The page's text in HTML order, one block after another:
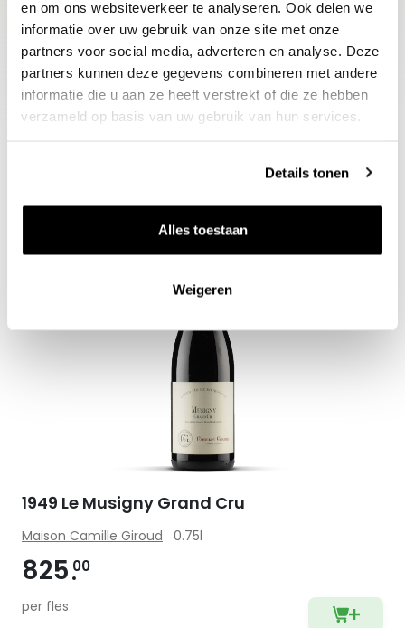
en om ons websiteverkeer te analyseren. Ook delen we
informatie over uw gebruik van onze site met onze
partners voor social media, adverteren en analyse. Deze
partners kunnen deze gegevens combineren met andere
informatie die u aan ze heeft verstrekt of die ze hebben
verzameld op basis van uw gebruik van hun services.
Details tonen
Alles toestaan
Weigeren
Frankrijk
Wijnen uit Bourgogne
Zet
1949 Le Musigny Grand Cru
Maison Camille Giroud 0.75l
825 00
per fles